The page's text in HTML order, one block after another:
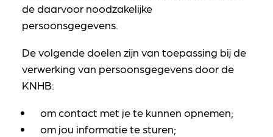
de daarvoor noodzakelijke
persoonsgegevens.
De volgende doelen zijn van toepassing bij de
verwerking van persoonsgegevens door de
KNHB:
om contact met je te kunnen opnemen;
om jou informatie te sturen;